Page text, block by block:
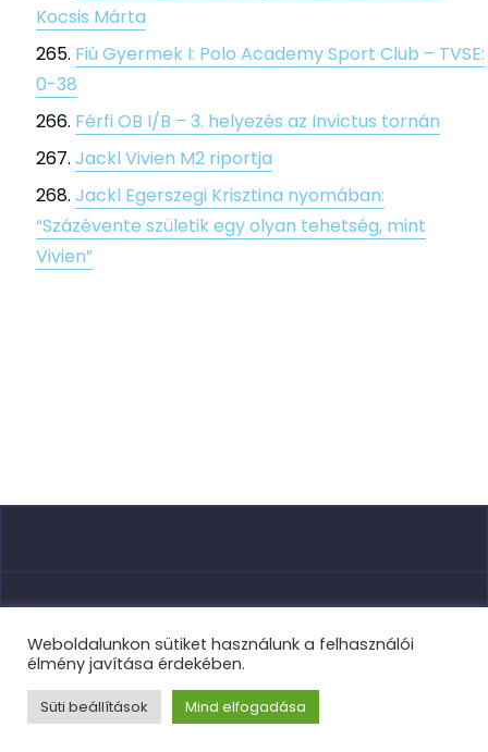
Kocsis Márta
Fiú Gyermek I: Polo Academy Sport Club – TVSE:
0-38
Férfi OB I/B – 3. helyezés az Invictus tornán
Jackl Vivien M2 riportja
Jackl Egerszegi Krisztina nyomában:
“Százévente születik egy olyan tehetség, mint
Vivien”
Nyitóoldal
TVSE
Weboldalunkon sütiket használunk a felhasználói
élmény javítása érdekében.
Süti beállítások Mind elfogadása